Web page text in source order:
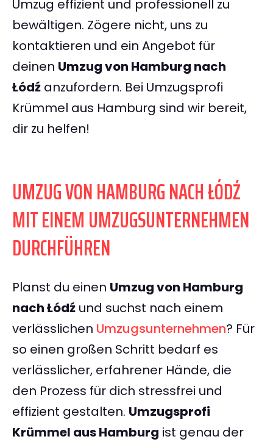
Umzug effizient und professionell zu
bewältigen. Zögere nicht, uns zu
kontaktieren und ein Angebot für
deinen Umzug von Hamburg nach
Łódź anzufordern. Bei Umzugsprofi
Krümmel aus Hamburg sind wir bereit,
dir zu helfen!
UMZUG VON HAMBURG NACH ŁÓDŹ
MIT EINEM UMZUGSUNTERNEHMEN
DURCHFÜHREN
Planst du einen Umzug von Hamburg
nach Łódź und suchst nach einem
verlässlichen Umzugsunternehmen? Für
so einen großen Schritt bedarf es
verlässlicher, erfahrener Hände, die
den Prozess für dich stressfrei und
effizient gestalten. Umzugsprofi
Krümmel aus Hamburg ist genau der